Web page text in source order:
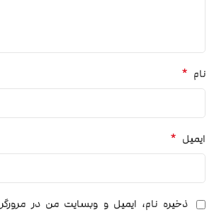
نام *
ایمیل *
ذخیره نام، ایمیل و وبسایت من در مرورگر